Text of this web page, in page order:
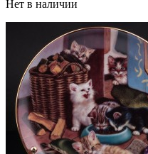
Нет в наличии